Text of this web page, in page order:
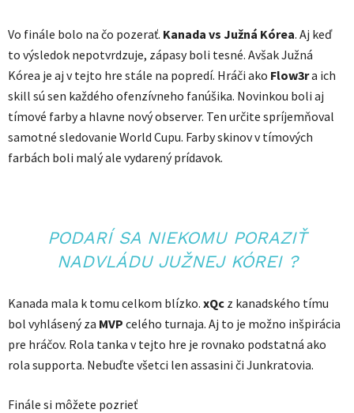
Vo finále bolo na čo pozerať. Kanada vs Južná Kórea. Aj keď
to výsledok nepotvrdzuje, zápasy boli tesné. Avšak Južná
Kórea je aj v tejto hre stále na popredí. Hráči ako Flow3ra ich
skill sú sen každého ofenzívneho fanúšika. Novinkou boli aj
tímové farby a hlavne nový observer. Ten určite spríjemňoval
samotné sledovanie World Cupu. Farby skinov v tímových
farbách boli malý ale vydarený prídavok.
PODARÍ SA NIEKOMU PORAZIŤ
NADVLÁDU JUŽNEJ KÓREI ?
Kanada mala k tomu celkom blízko. xQc z kanadského tímu
bol vyhlásený za MVP celého turnaja. Aj to je možno inšpirácia
pre hráčov. Rola tanka v tejto hre je rovnako podstatná ako
rola supporta. Nebuďte všetci len assasini či Junkratovia.
Finále si môžete pozrieť